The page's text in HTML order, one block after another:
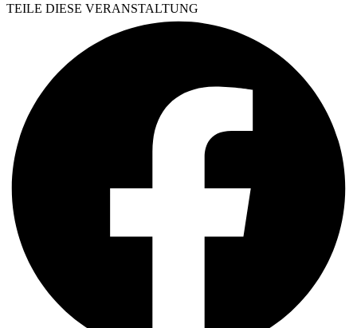
TEILE DIESE VERANSTALTUNG